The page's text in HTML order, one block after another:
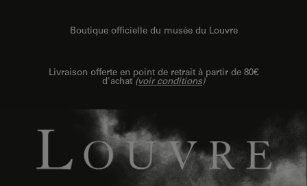
Boutique officielle du musée du Louvre
Livraison offerte en point de retrait à partir de 80€
d'achat (voir conditions)